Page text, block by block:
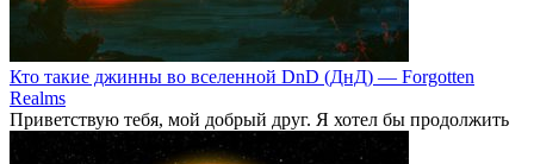
Кто такие джинны во вселенной DnD (ДнД) — Forgotten
Realms
Приветствую тебя, мой добрый друг. Я хотел бы продолжить